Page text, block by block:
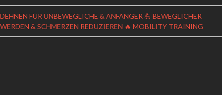
DEHNEN FÜR UNBEWEGLICHE & ANFÄNGER 💪 BEWEGLICHER
WERDEN & SCHMERZEN REDUZIEREN 🔥 MOBILITY TRAINING